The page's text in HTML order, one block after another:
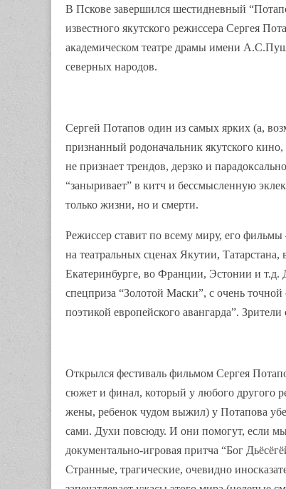
В Пскове завершился шестидневный
известного якутского режиссера Сергея
академическом театре драмы имени
северных народов.
Сергей Потапов один из самых ярких (а,
признанный родоначальник якутского
не признает трендов, дерзко и
“заныривает” в китч и бессмысленную
только жизни, но и смерти.
Режиссер ставит по всему миру, его
на театральных сценах Якутии,
Екатеринбурге, во Франции, Эстонии и т.д.
спецприза “Золотой Маски”, с очень
поэтикой европейского авангарда”.
Открылся фестиваль фильмом Сергея
сюжет и финал, который у любого другого
жены, ребенок чудом выжил) у Потапова
сами. Духи повсюду. И они помогут, если
документально-игровая притча “Бог
Странные, трагические, очевидно